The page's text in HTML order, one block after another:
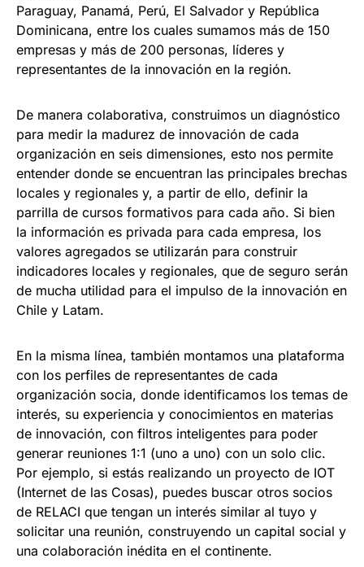
Paraguay, Panamá, Perú, El Salvador y República
Dominicana, entre los cuales sumamos más de 150
empresas y más de 200 personas, líderes y
representantes de la innovación en la región.
De manera colaborativa, construimos un diagnóstico
para medir la madurez de innovación de cada
organización en seis dimensiones, esto nos permite
entender donde se encuentran las principales brechas
locales y regionales y, a partir de ello, definir la
parrilla de cursos formativos para cada año. Si bien
la información es privada para cada empresa, los
valores agregados se utilizarán para construir
indicadores locales y regionales, que de seguro serán
de mucha utilidad para el impulso de la innovación en
Chile y Latam.
En la misma línea, también montamos una plataforma
con los perfiles de representantes de cada
organización socia, donde identificamos los temas de
interés, su experiencia y conocimientos en materias
de innovación, con filtros inteligentes para poder
generar reuniones 1:1 (uno a uno) con un solo clic.
Por ejemplo, si estás realizando un proyecto de IOT
(Internet de las Cosas), puedes buscar otros socios
de RELACI que tengan un interés similar al tuyo y
solicitar una reunión, construyendo un capital social y
una colaboración inédita en el continente.